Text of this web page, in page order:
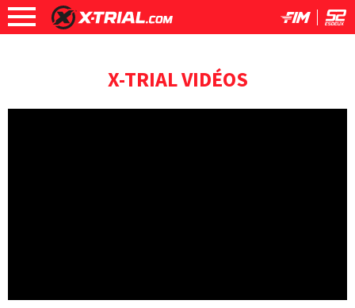
X-TRIAL VIDÉOS